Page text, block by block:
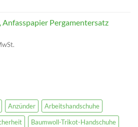
Anfasspapier Pergamentersatz
Anzünder
Arbeitshandschuhe
Baumwoll-Trikot-Handschuhe